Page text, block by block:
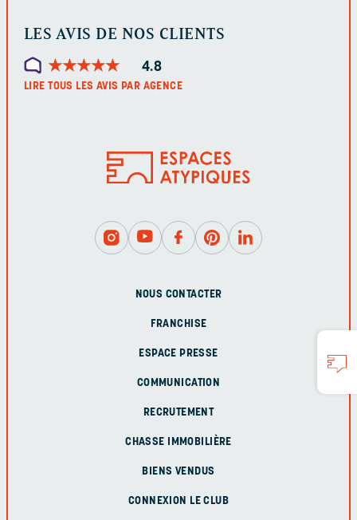
LES AVIS DE NOS CLIENTS
★★★★★
★★★★★ 4.8
LIRE TOUS LES AVIS PAR AGENCE
NOUS CONTACTER
FRANCHISE
ESPACE PRESSE
COMMUNICATION
RECRUTEMENT
CHASSE IMMOBILIÈRE
BIENS VENDUS
CONNEXION LE CLUB